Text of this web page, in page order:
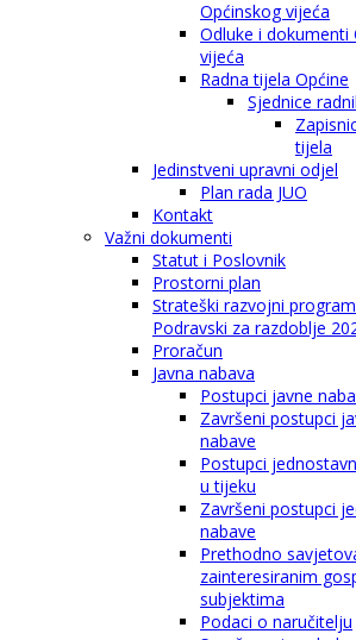
Općinskog vijeća
Odluke i dokumenti
vijeća
Radna tijela Općine
Sjednice
tijela
Jedinstveni upravni odjel
Plan rada JUO
Kontakt
Važni dokumenti
Statut i Poslovnik
Prostorni plan
Strateški razvojni
Podravski za razdoblje
Proračun
Javna nabava
Postupci javne
Završeni postupci
nabave
Postupci
u tijeku
Završeni postupci
nabave
Prethodno
zainteresiranim
subjektima
Podaci o naručitelju